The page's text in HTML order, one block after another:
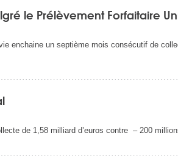
le Prélèvement Forfaitaire
enchaine un septième mois consécutif de
de 1,58 milliard d’euros contre – 200